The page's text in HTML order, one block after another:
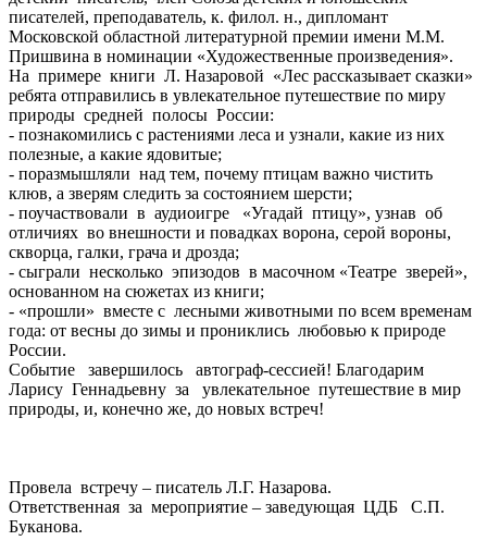
писателей, преподаватель, к. филол. н., дипломант
Московской областной литературной премии имени М.М.
Пришвина в номинации «Художественные произведения».
На примере книги Л. Назаровой «Лес рассказывает сказки»
ребята отправились в увлекательное путешествие по миру
природы средней полосы России:
- познакомились с растениями леса и узнали, какие из них
полезные, а какие ядовитые;
- поразмышляли над тем, почему птицам важно чистить
клюв, а зверям следить за состоянием шерсти;
- поучаствовали в аудиоигре «Угадай птицу», узнав об
отличиях во внешности и повадках ворона, серой вороны,
скворца, галки, грача и дрозда;
- сыграли несколько эпизодов в масочном «Театре зверей»,
основанном на сюжетах из книги;
- «прошли» вместе с лесными животными по всем временам
года: от весны до зимы и прониклись любовью к природе
России.
Событие завершилось автограф-сессией! Благодарим
Ларису Геннадьевну за увлекательное путешествие в мир
природы, и, конечно же, до новых встреч!
Провела встречу – писатель Л.Г. Назарова.
Ответственная за мероприятие – заведующая ЦДБ С.П.
Буканова.